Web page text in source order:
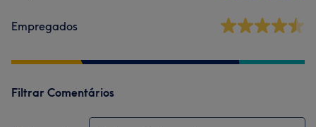
Empregados
Filtrar Comentários